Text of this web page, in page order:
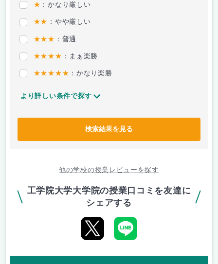
★ ：かなり厳しい
★★ ：やや厳しい
★★★ ：普通
★★★★ ：まぁ楽勝
★★★★★ ：かなり楽勝
より詳しい条件で探す
検索結果を見る
他の学校の授業レビューを探す
工学院大学大学院の授業口コミを友達に
シェアする